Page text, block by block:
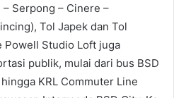
Serpong – Cinere –
Tol Japek dan Tol
Powell Studio Loft juga
publik, mulai dari bus BSD
KRL Commuter Line